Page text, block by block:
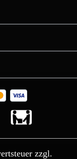
zzgl.